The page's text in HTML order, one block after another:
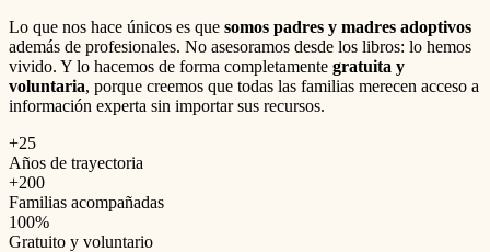
Lo que nos hace únicos es que somos padres y madres adoptivos
además de profesionales. No asesoramos desde los libros: lo hemos
vivido. Y lo hacemos de forma completamente gratuita y
voluntaria, porque creemos que todas las familias merecen acceso a
información experta sin importar sus recursos.
+25
Años de trayectoria
+200
Familias acompañadas
100%
Gratuito y voluntario